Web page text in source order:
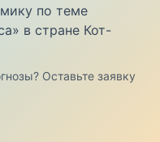
по теме
в стране Кот-
Оставьте заявку